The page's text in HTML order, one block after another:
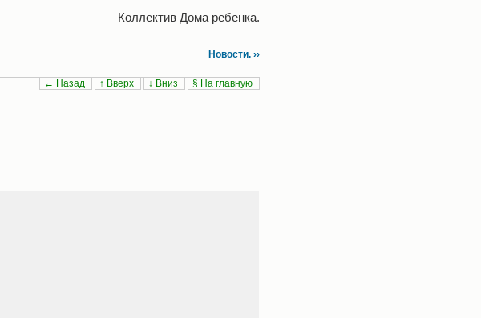
Коллектив Дома ребенка.
Новости. ››
← Назад ↑ Вверх ↓ Вниз § На главную